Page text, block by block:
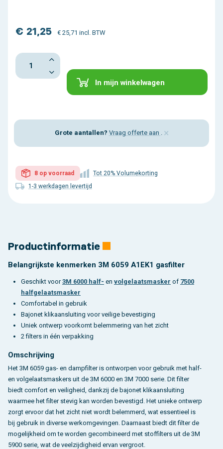
€ 21,25 € 25,71 incl. BTW
In mijn winkelwagen
Grote aantallen? Vraag offerte aan ×
8 op voorraad
Tot 20% Volumekorting
1-3 werkdagen levertijd
Productinformatie
Belangrijkste kenmerken 3M 6059 A1EK1 gasfilter
Geschikt voor3M 6000 half- en volgelaatsmasker of 7500
halfgelaatsmasker
Comfortabel in gebruik
Bajonet klikaansluiting voor veilige bevestiging
Uniek ontwerp voorkomt belemmering van het zicht
2 filters in één verpakking
Omschrijving
Het 3M 6059 gas- en dampfilter is ontworpen voor gebruik met half-
en volgelaatsmaskers uit de 3M 6000 en 3M 7000 serie. Dit filter
biedt comfort en veiligheid, dankzij de bajonet klikaansluiting
waarmee het filter stevig kan worden bevestigd. Het unieke ontwerp
zorgt ervoor dat het zicht niet wordt belemmerd, wat essentieel is
bij gebruik in diverse werkomgevingen. Daarnaast biedt dit filter de
mogelijkheid om te worden gecombineerd met stoffilters uit de 3M
5900 serie, wat de veelzijdigheid ervan vergroot.